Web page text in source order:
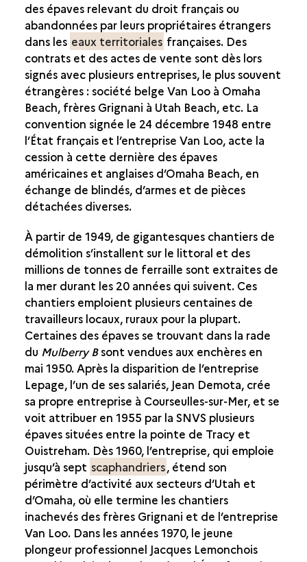
des épaves relevant du droit français ou
abandonnées par leurs propriétaires étrangers
dans les eaux territoriales françaises. Des
contrats et des actes de vente sont dès lors
signés avec plusieurs entreprises, le plus souvent
étrangères : société belge Van Loo à Omaha
Beach, frères Grignani à Utah Beach, etc. La
convention signée le 24 décembre 1948 entre
l’État français et l’entreprise Van Loo, acte la
cession à cette dernière des épaves
américaines et anglaises d’Omaha Beach, en
échange de blindés, d’armes et de pièces
détachées diverses.
À partir de 1949, de gigantesques chantiers de
démolition s’installent sur le littoral et des
millions de tonnes de ferraille sont extraites de
la mer durant les 20 années qui suivent. Ces
chantiers emploient plusieurs centaines de
travailleurs locaux, ruraux pour la plupart.
Certaines des épaves se trouvant dans la rade
du Mulberry Bsont vendues aux enchères en
mai 1950. Après la disparition de l’entreprise
Lepage, l’un de ses salariés, Jean Demota, crée
sa propre entreprise à Courseulles-sur-Mer, et se
voit attribuer en 1955 par la SNVS plusieurs
épaves situées entre la pointe de Tracy et
Ouistreham. Dès 1960, l’entreprise, qui emploie
jusqu’à sept scaphandriers, étend son
périmètre d’activité aux secteurs d’Utah et
d’Omaha, où elle termine les chantiers
inachevés des frères Grignani et de l’entreprise
Van Loo. Dans les années 1970, le jeune
plongeur professionnel Jacques Lemonchois